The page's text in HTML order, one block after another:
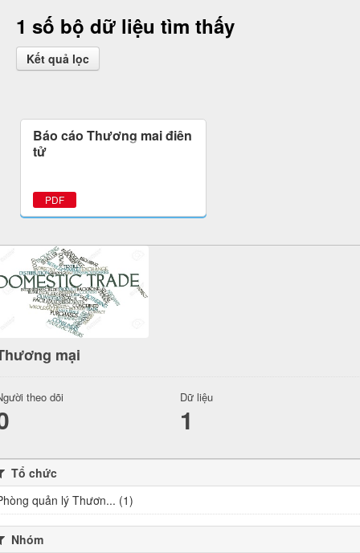
1 số bộ dữ liệu tìm thấy
Kết quả lọc
Báo cáo Thương mại điện
tử
PDF
mại
theo dõi Dữ liệu
1
Tổ chức
quản lý Thươn... (1)
Nhóm